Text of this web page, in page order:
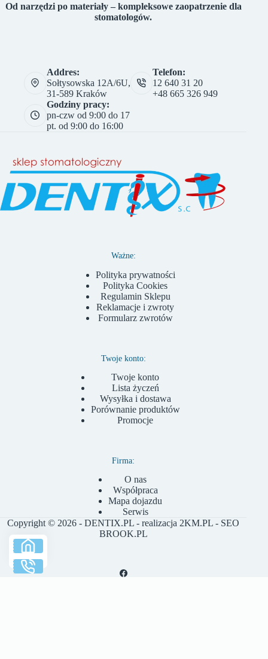
Od narzędzi po materiały – kompleksowe zaopatrzenie dla
stomatologów.
Addres:
Sołtysowska 12A/6U,
31-589 Kraków
Telefon:
12 640 31 20
+48 665 326 949
Godziny pracy:
pn-czw od 9:00 do 17
pt. od 9:00 do 16:00
Ważne:
Polityka prywatności
Polityka Cookies
Regulamin Sklepu
Reklamacje i zwroty
Formularz zwrotów
Twoje konto:
Twoje konto
Lista życzeń
Wysyłka i dostawa
Porównanie produktów
Promocje
Firma:
O nas
Współpraca
Mapa dojazdu
Serwis
Copyright © 2026 - DENTIX.PL - realizacja 2KM.PL - SEO
BROOK.PL